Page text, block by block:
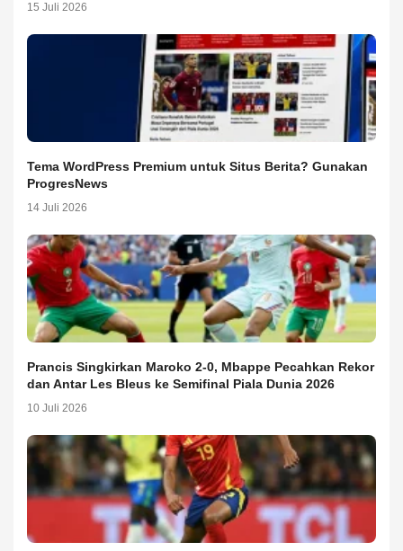
15 Juli 2026
Tema WordPress Premium untuk Situs Berita? Gunakan
ProgresNews
14 Juli 2026
Prancis Singkirkan Maroko 2-0, Mbappe Pecahkan Rekor
dan Antar Les Bleus ke Semifinal Piala Dunia 2026
10 Juli 2026